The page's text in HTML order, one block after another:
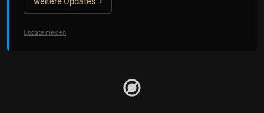
Update melden